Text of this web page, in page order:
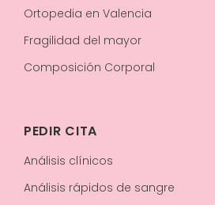
Ortopedia en Valencia
Fragilidad del mayor
Composición Corporal
PEDIR CITA
Análisis clínicos
Análisis rápidos de sangre